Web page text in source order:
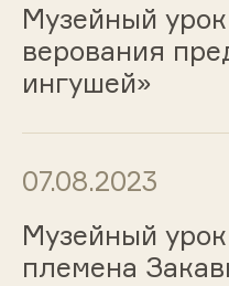
Музейный
верования
ингушей»
07.08.2023
Музейный
племена